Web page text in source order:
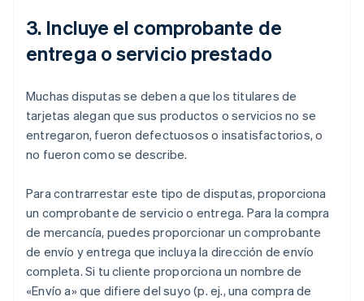
3. Incluye el comprobante de
entrega o servicio prestado
Muchas disputas se deben a que los titulares de
tarjetas alegan que sus productos o servicios no se
entregaron, fueron defectuosos o insatisfactorios, o
no fueron como se describe.
Para contrarrestar este tipo de disputas, proporciona
un comprobante de servicio o entrega. Para la compra
de mercancía, puedes proporcionar un comprobante
de envío y entrega que incluya la dirección de envío
completa. Si tu cliente proporciona un nombre de
«Envío a» que difiere del suyo (p. ej., una compra de